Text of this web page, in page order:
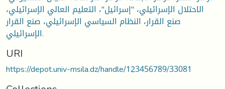
الاحتلال الإسرائيلي، "إسرائيل"، التعليم العالي الإسرائيلي،
صنع القرار، النظام السياسي الإسرائيلي، صنع القرار
الإسرائيلي.
URI
https://depot.univ-msila.dz/handle/123456789/33081